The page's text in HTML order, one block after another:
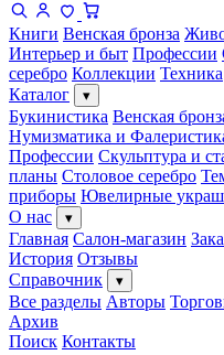
Книги Венская бронза
Интерьер и быт Профессии
серебро Коллекции Техника
Каталог
▾
Букинистика Венская
Нумизматика и
Профессии Скульптура и
планы Столовое серебро
приборы Ювелирные
О нас
▾
Главная Салон-магазин
История Отзывы
Справочник
▾
Все разделы Авторы
Архив
Поиск Контакты